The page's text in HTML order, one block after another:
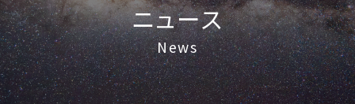
ニュース
News